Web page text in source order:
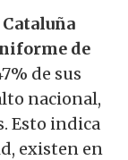
Cataluña
de
de sus
nacional,
Esto indica
existen en